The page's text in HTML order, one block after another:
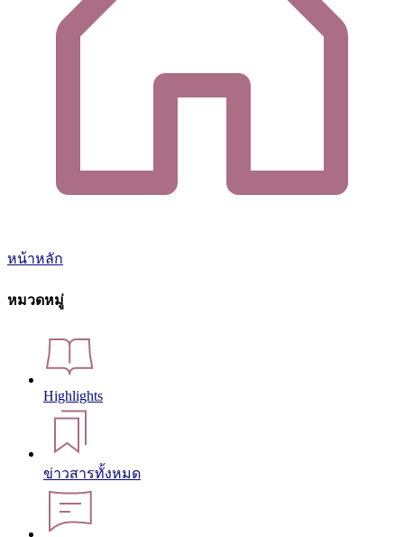
หน้าหลัก
หมวดหมู่
Highlights
ข่าวสารทั้งหมด